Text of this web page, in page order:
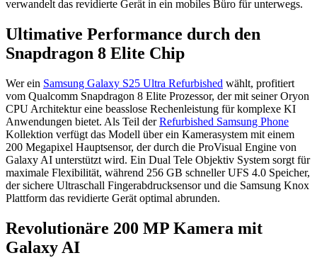
verwandelt das revidierte Gerät in ein mobiles Büro für unterwegs.
Ultimative Performance durch den
Snapdragon 8 Elite Chip
Wer ein Samsung Galaxy S25 Ultra Refurbished wählt, profitiert
vom Qualcomm Snapdragon 8 Elite Prozessor, der mit seiner Oryon
CPU Architektur eine beasslose Rechenleistung für komplexe KI
Anwendungen bietet. Als Teil derRefurbished Samsung Phone
Kollektion verfügt das Modell über ein Kamerasystem mit einem
200 Megapixel Hauptsensor, der durch die ProVisual Engine von
Galaxy AI unterstützt wird. Ein Dual Tele Objektiv System sorgt für
maximale Flexibilität, während 256 GB schneller UFS 4.0 Speicher,
der sichere Ultraschall Fingerabdrucksensor und die Samsung Knox
Plattform das revidierte Gerät optimal abrunden.
Revolutionäre 200 MP Kamera mit
Galaxy AI